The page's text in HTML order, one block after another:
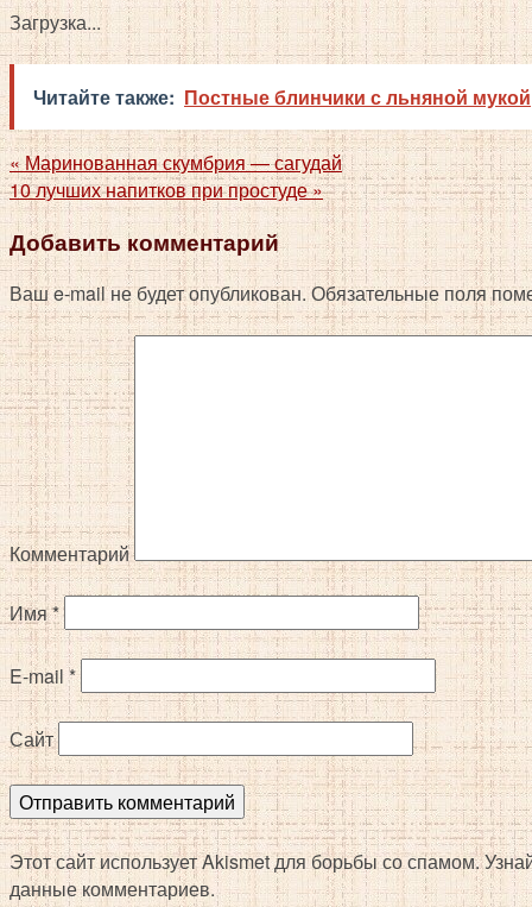
Загрузка...
Читайте также: Постные блинчики с льняной мукой
«Маринованная скумбрия — сагудай
10 лучших напитков при простуде»
Добавить комментарий
Ваш e-mail не будет опубликован.Обязательные поля
Комментарий
Имя*
E-mail*
Сайт
Этот сайт использует Akismet для борьбы со спамом.
данные комментариев.